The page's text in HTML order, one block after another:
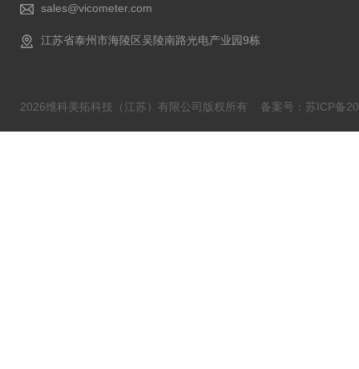
sales@vicometer.com
江苏省泰州市海陵区吴陵南路光电产业园9栋
2026维科美拓科技（江苏）有限公司版权所有 备案号：苏ICP备